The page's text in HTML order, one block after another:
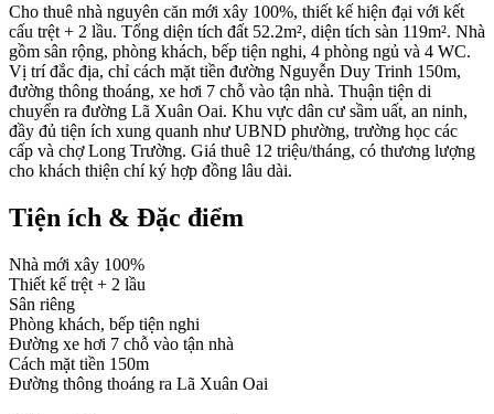
Cho thuê nhà nguyên căn mới xây 100%, thiết kế hiện đại với kết
cấu trệt + 2 lầu. Tổng diện tích đất 52.2m², diện tích sàn 119m². Nhà
gồm sân rộng, phòng khách, bếp tiện nghi, 4 phòng ngủ và 4 WC.
Vị trí đắc địa, chỉ cách mặt tiền đường Nguyễn Duy Trinh 150m,
đường thông thoáng, xe hơi 7 chỗ vào tận nhà. Thuận tiện di
chuyển ra đường Lã Xuân Oai. Khu vực dân cư sầm uất, an ninh,
đầy đủ tiện ích xung quanh như UBND phường, trường học các
cấp và chợ Long Trường. Giá thuê 12 triệu/tháng, có thương lượng
cho khách thiện chí ký hợp đồng lâu dài.
Tiện ích & Đặc điểm
Nhà mới xây 100%
Thiết kế trệt + 2 lầu
Sân riêng
Phòng khách, bếp tiện nghi
Đường xe hơi 7 chỗ vào tận nhà
Cách mặt tiền 150m
Đường thông thoáng ra Lã Xuân Oai